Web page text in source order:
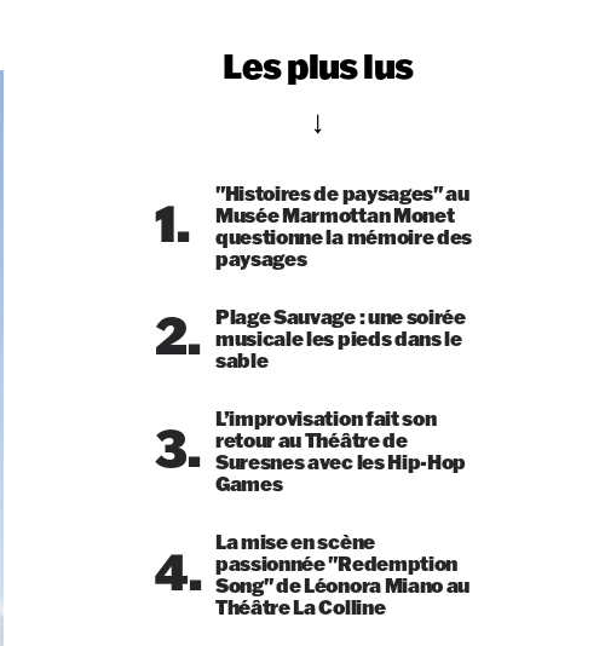
Les plus lus
1.
"Histoires de paysages" au
Musée Marmottan Monet
questionne la mémoire des
paysages
2. Plage Sauvage : une soirée
musicale les pieds dans le
sable
3. L’improvisation fait son
retour au Théâtre de
Suresnes avec les Hip-Hop
Games
4. La mise en scène
passionnée "Redemption
Song" de Léonora Miano au
Théâtre La Colline